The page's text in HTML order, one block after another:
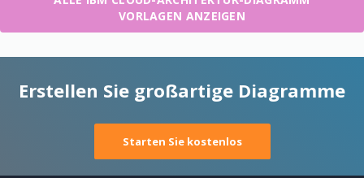
VORLAGEN ANZEIGEN
Erstellen Sie großartige Diagramme
Starten Sie kostenlos